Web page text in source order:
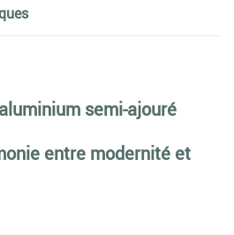
semi-ajouré
entre modernité et